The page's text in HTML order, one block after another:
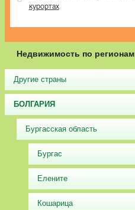
курортах
Недвижимость по регионам
Другие страны
БОЛГАРИЯ
Бургасская область
Бургас
Елените
Кошарица